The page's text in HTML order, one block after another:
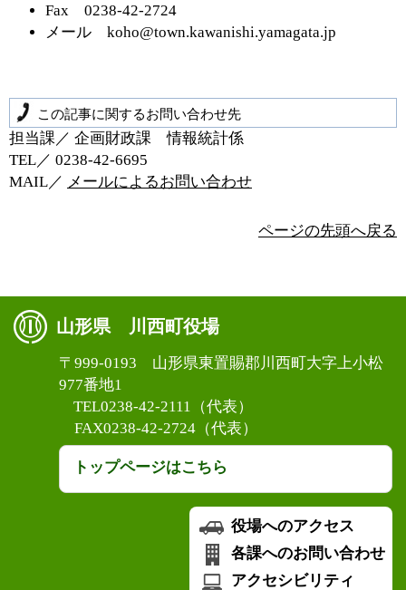
Fax 0238-42-2724
メール koho@town.kawanishi.yamagata.jp
この記事に関するお問い合わせ先
担当課／ 企画財政課 情報統計係
TEL／ 0238‐42‐6695
MAIL／ メールによるお問い合わせ
ページの先頭へ戻る
山形県 川西町役場
〒999-0193 山形県東置賜郡川西町大字上小松
977番地1
TEL0238-42-2111（代表）
FAX0238-42-2724（代表）
トップページはこちら
役場へのアクセス
各課へのお問い合わせ
アクセシビリティ